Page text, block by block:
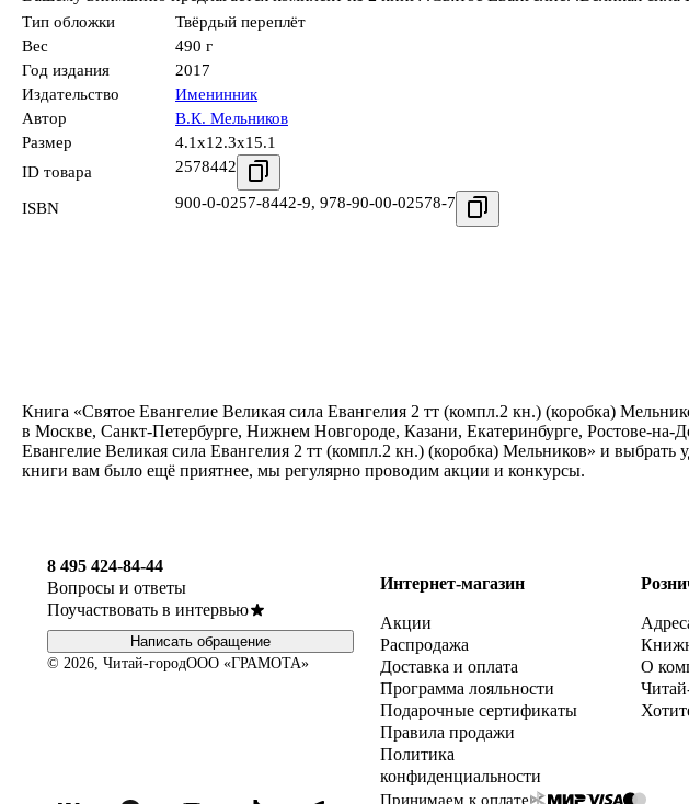
Тип обложки
Твёрдый переплёт
Вес
490 г
Год издания
2017
Издательство
Именинник
Автор
В.К. Мельников
Размер
4.1x12.3x15.1
ID товара
2578442
ISBN 900-0-0257-8442-9, 978-90-00-02578-7
Книга «Святое Евангелие Великая сила Евангелия 2 тт (компл.2 кн.) (коробка)
в Москве, Санкт-Петербурге, Нижнем Новгороде, Казани, Екатеринбурге, Ростове-
Евангелие Великая сила Евангелия 2 тт (компл.2 кн.) (коробка) Мельников» и
книги вам было ещё приятнее, мы регулярно проводим акции и конкурсы.
8 495 424-84-44
Вопросы и ответы
Поучаствовать в интервью
Написать обращение
© 2026, Читай-городООО «ГРАМОТА»
Интернет-магазин
Акции
Распродажа
Доставка и оплата
Программа лояльности
Подарочные сертификаты
Правила продажи
Политика
конфиденциальности
О
Принимаем к оплате